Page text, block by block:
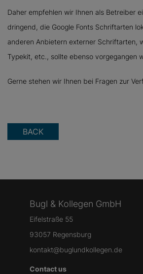
Daher empfehlen wir Ihnen als Betreiber
dringend, die Google Fonts Schriftarten
anderen Anbietern externer Schriftarten,
Typekit, etc., sollte ebenso vorgegangen
Gerne stehen wir Ihnen bei Fragen zur
BACK
Bugl & Kollegen GmbH
Eifelstraße 55
93057 Regensburg
kontakt@buglundkollegen.de
Contact us